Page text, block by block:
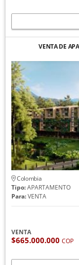
VENTA DE
Colombia
Tipo:APARTAMENTO
Para:VENTA
VENTA
$665.000.000 COP